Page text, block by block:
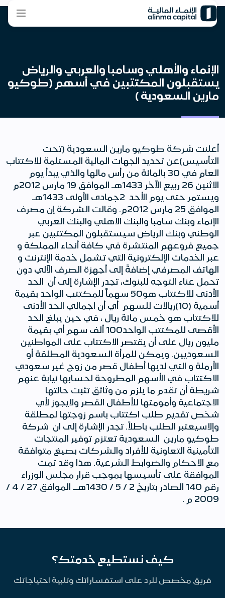
الإنماء والأهلي وسامبا والعربي والرياض
يستقبلون المكتتبين في أسهم (طوكيو
مارين السعودية )
أعلنت شركة طوكيو مارين السعودية (تحت
التأسيس)عن تحديد الجهات المالية المستلمة للاكتتاب
العام في 30 بالمائة من رأس مالها والذي يبدأ يوم
الاثنين 26 ربيع الآخر 1433هـ الموافق 19 مارس 2012م
ويستمر حتى يوم الأحد 2جمادى الأولى 1433هـ
الموافق 25 مارس 2012م. وقالت الشركة إن مصرف
الإنماء وبنك سامبا والبنك الاهلي والبنك العربي
الوطني وبنك الرياض سيستقبلون المكتتبين عبر
جميع فروعهم المنتشرة في كافة أنحاء المملكة و
عبر الخدمات الإلكترونية التي تشمل خدمة الإنترنت و
الهاتف المصرفي إضافةً إلى أجهزة الصرف الآلي دون
تحمل عناء التوجه للبنوك، تجدر الإشارة إلى أن الحد
الأدنى للاكتتاب هو50 سهماً للمكتتب الواحد بقيمة
أسمية (10)ريالات للسهم أي أن اجمالي الحد الأدنى
للاكتتاب هو خمس مائة ريال ، في حين يبلغ الحد
الأقصى للمكتتب الواحد100 ألف سهم أي بقيمة
مليون ريال على أن يقتصر الاكتتاب على المواطنين
السعوديين. ويمكن للمرأة السعودية المطلقة أو
الأرملة و التي لديها أطفال قصر من زوج غير سعودي
الاكتتاب في الأسهم المطروحة لحسابها نيابة عنهم
شريطة أن تقدم ما يلزم من وثائق تثبت حالتها
الاجتماعية وأمومتها للأطفال القصر ولايجوز لأي
شخص تقديم طلب اكتتاب باسم زوجتها لمطلقة
وإلاسيعتبر الطلب باطلاً. تجدر الإشارة إلى ان شركة
طوكيو مارين السعودية تعتزم توفير المنتجات
التأمينية التعاونية للأفراد والشركات بصيغ متوافقة
مع الاحكام والضوابط الشرعية. هذا وقد تمت
الموافقة على تأسيسها بموجب قرار مجلس الوزراء
رقم 140 الصادر بتاريخ 2 / 5 / 1430هــ الموافق 27 / 4 /
2009 م .
كيف نستطيع خدمتك؟
فريق مخصص للرد على استفساراتك وتلبية احتياجاتك